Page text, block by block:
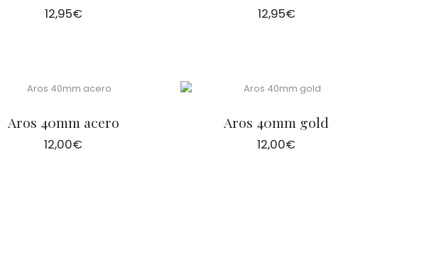
12,95€ 12,95€
Aros 40mm acero
12,00€
Aros 40mm gold
12,00€